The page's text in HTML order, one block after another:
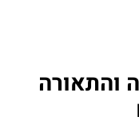
והתאורה